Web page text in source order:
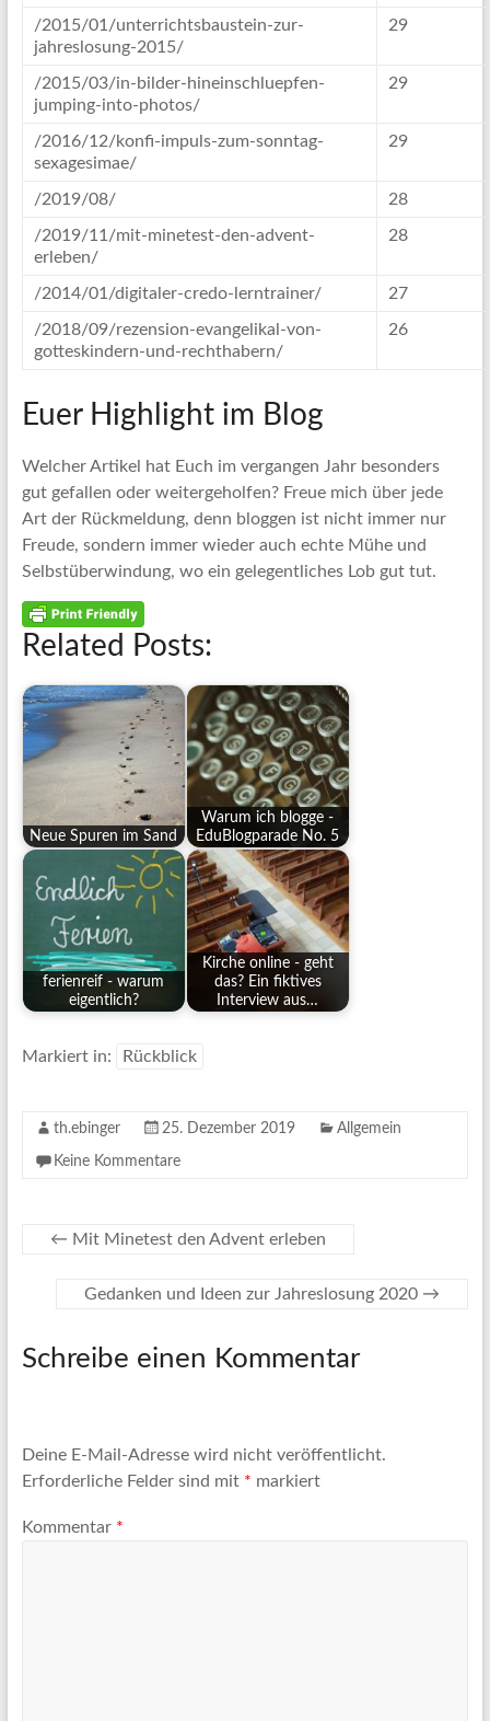
/2015/01/unterrichtsbaustein-zur-
jahreslosung-2015/
29
/2015/03/in-bilder-hineinschluepfen-
jumping-into-photos/
29
/2016/12/konfi-impuls-zum-sonntag-
sexagesimae/
29
/2019/08/ 28
/2019/11/mit-minetest-den-advent-
erleben/
28
/2014/01/digitaler-credo-lerntrainer/ 27
/2018/09/rezension-evangelikal-von-
gotteskindern-und-rechthabern/
26
Euer Highlight im Blog
Welcher Artikel hat Euch im vergangen Jahr besonders
gut gefallen oder weitergeholfen? Freue mich über jede
Art der Rückmeldung, denn bloggen ist nicht immer nur
Freude, sondern immer wieder auch echte Mühe und
Selbstüberwindung, wo ein gelegentliches Lob gut tut.
Related Posts:
Neue Spuren im Sand
Warum ich blogge -
EduBlogparade No. 5
ferienreif - warum
eigentlich?
Kirche online - geht
das? Ein fiktives
Interview aus…
Markiert in: Rückblick
th.ebinger 25. Dezember 2019 Allgemein
Keine Kommentare
← Mit Minetest den Advent erleben
Gedanken und Ideen zur Jahreslosung 2020 →
Schreibe einen Kommentar
Deine E-Mail-Adresse wird nicht veröffentlicht.
Erforderliche Felder sind mit * markiert
Kommentar *